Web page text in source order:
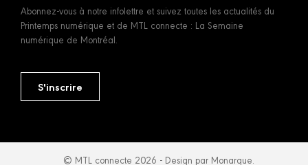
Abonnez-vous à notre infolettre et suivez toutes les actualités du
Printemps numérique et de MTL connecte : La Semaine
numérique de Montréal.
S'inscrire
© MTL connecte 2026 - Design par Monarque.